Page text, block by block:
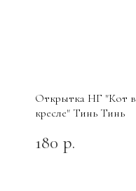
Открытка НГ "Кот в
кресле" Тинь Тинь
180 р.